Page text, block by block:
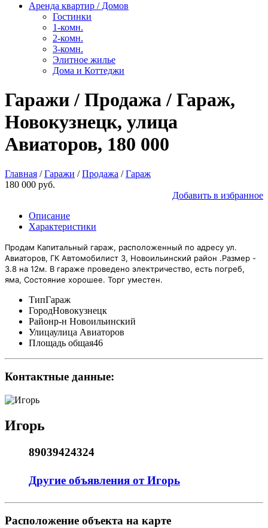
Аренда квартир / Домов
Гостинки
1-комн.
2-комн.
3-комн.
Элитное жилье
Дома и Коттеджи
Гаражи / Продажа / Гараж,
Новокузнецк, улица
Авиаторов, 180 000
Главная /Гаражи /Продажа /Гараж
180 000 руб.
Добавить в избранное
Описание
Характеристики
Продам Капитальный гараж, расположенный по адресу ул.
Авиаторов, ГК Автомобилист 3, Новоильинский район .Размер -
3.8 на 12м. В гараже проведено электричество, есть погреб,
яма, Состояние хорошее. Торг уместен.
ТипГараж
ГородНовокузнецк
Районр-н Новоильинский
Улицаулица Авиаторов
Площадь общая46
Контактные данные:
Игорь
89039424324
Другие объявления от Игорь
Pасположение объекта на карте